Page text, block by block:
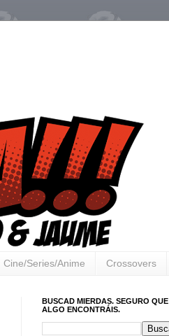
Cine/Series/Anime Crossovers
BUSCAD MIERDAS. SEGURO QUE
ALGO ENCONTRÁIS.